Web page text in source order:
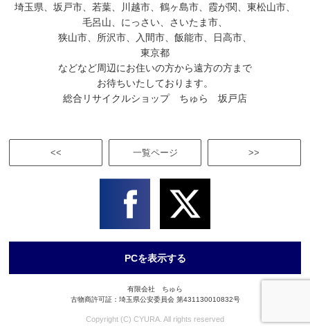
埼玉県、坂戸市、若葉、川越市、鶴ヶ島市、霞が関、東松山市、
毛呂山、にっさい、さいたま市、
狭山市、所沢市、入間市、飯能市、日高市、
東京都
などなど周辺にお住いの方から遠方の方まで
お待ちいたしております。
総合リサイクルショップ ちゅら 坂戸店
<< >>
一覧ページ
PCを表示する
有限会社 ちゅら
古物商許可証：埼玉県公安委員会 第431130010832号
Copyright (C) CYURA. All rights reserved